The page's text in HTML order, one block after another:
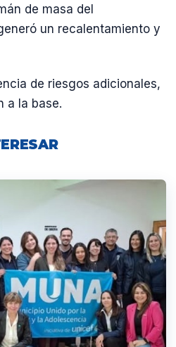
de masa del
un recalentamiento y
de riesgos adicionales,
a la base.